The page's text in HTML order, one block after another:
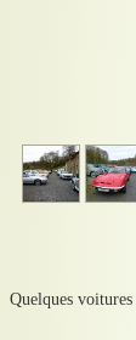
Quelques